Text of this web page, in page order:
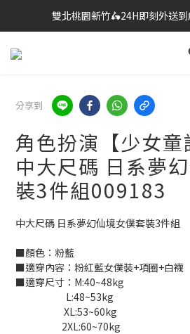
🔗點我跳轉進入👉台灣No2
🔗點我跳轉進入👉台灣No2
全台超商滿$600免運🎉網購獨
🔗點我跳轉進入👉台灣No2
分享到
角色扮演【少女
中大尺碼 日系夢
裝3件組009183
中大尺碼 日系夢幻仙境女僕套裝3件組
■顏色：粉藍
■適穿內容：粉紅藍女僕裝+項圈+白襪
■適穿尺寸：M:40~48kg
                        L:48~53kg
                       XL:53~60kg
                      2XL:60~70kg